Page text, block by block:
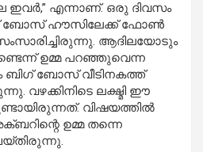
ഇവർ,” എന്നാണ്. ഒരു ദിവസം
ബോസ് ഹൗസിലേക്ക് ഫോൺ
ആദിലയോടും
ഉമ്മ പറഞ്ഞുവെന്ന
ബോസ് വീടിനകത്ത്
വഴക്കിനിടെ ലക്ഷ്മി ഈ
വിഷയത്തിൽ
ഉമ്മ തന്നെ